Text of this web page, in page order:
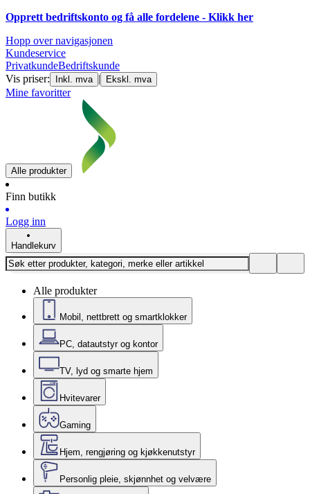
Opprett bedriftskonto og få alle fordelene - Klikk her
Hopp over navigasjonen
Kundeservice
PrivatkundeBedriftskunde
Vis priser:
Inkl. mva | Ekskl. mva
Mine favoritter
Alle produkter
Finn butikk
Logg inn
Handlekurv
Alle produkter
Mobil, nettbrett og smartklokker
PC, datautstyr og kontor
TV, lyd og smarte hjem
Hvitevarer
Gaming
Hjem, rengjøring og kjøkkenutstyr
Personlig pleie, skjønnhet og velvære